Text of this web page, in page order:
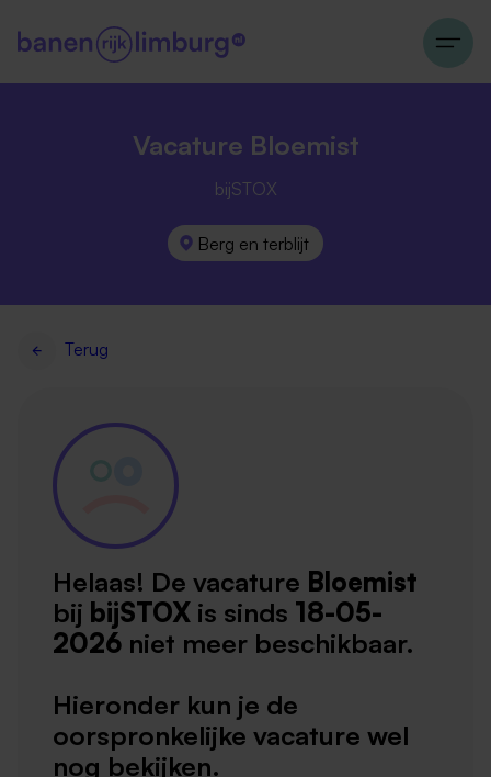
Vacature Bloemist
bijSTOX
Berg en terblijt
Terug
Helaas! De vacature Bloemist
bij bijSTOX is sinds 18-05-
2026 niet meer beschikbaar.
Hieronder kun je de
oorspronkelijke vacature wel
nog bekijken.